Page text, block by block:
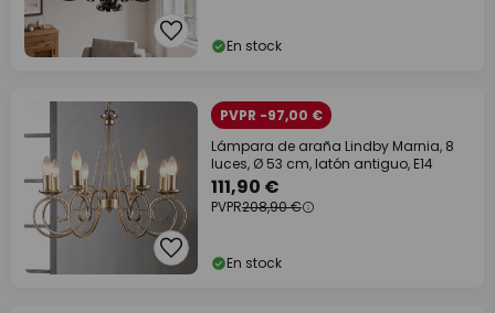
En stock
PVPR -97,00 €
Lámpara de araña Lindby Marnia, 8
luces, Ø 53 cm, latón antiguo, E14
111,90 €
PVPR208,90 €
En stock